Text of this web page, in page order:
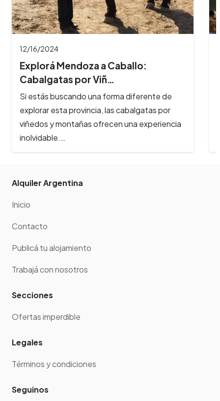
11/26/2024
8 Imperdibles balnearios en las
Sierras de Có…
Los ríos y arroyos de Córdoba son los
principales atractivos turísticos de la provincia
y reciben cada año, cientos de…
Alquiler Argentina
Inicio
Contacto
Publicá tu alojamiento
Trabajá con nosotros
Secciones
Ofertas imperdible
Legales
Términos y condiciones
Seguinos